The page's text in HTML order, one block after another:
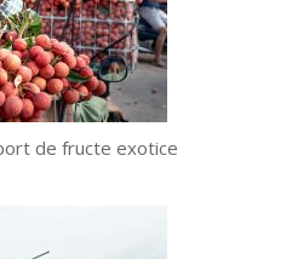
de fructe exotice